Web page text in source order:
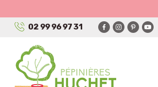
02 99 96 97 31